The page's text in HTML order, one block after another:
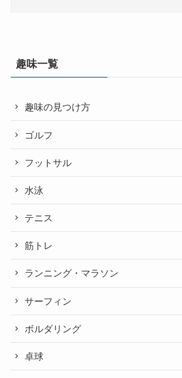
趣味一覧
趣味の見つけ方
ゴルフ
フットサル
水泳
テニス
筋トレ
ランニング・マラソン
サーフィン
ボルダリング
卓球